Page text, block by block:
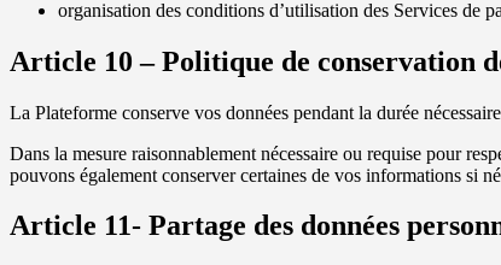
organisation des conditions d’utilisation des Services de
Article 10 – Politique de conservation
La Plateforme conserve vos données pendant la durée
Dans la mesure raisonnablement nécessaire ou requise pour
pouvons également conserver certaines de vos informations si
Article 11- Partage des données